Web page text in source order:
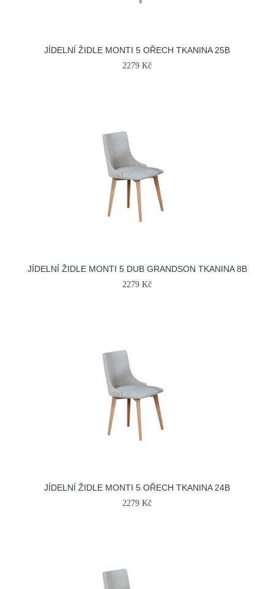
JÍDELNÍ ŽIDLE MONTI 5 OŘECH TKANINA 25B
2279 Kč
JÍDELNÍ ŽIDLE MONTI 5 DUB GRANDSON TKANINA 8B
2279 Kč
JÍDELNÍ ŽIDLE MONTI 5 OŘECH TKANINA 24B
2279 Kč